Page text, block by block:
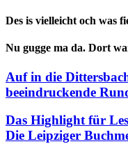
Des is vielleicht och was
Nu gugge ma da. Dort
Auf in die
beeindruckende
Das Highlight für
Die Leipziger